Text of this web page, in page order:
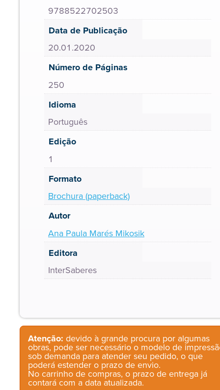
9788522702503
Data de Publicação
20.01.2020
Número de Páginas
250
Idioma
Português
Edição
1
Formato
Brochura (paperback)
Autor
Ana Paula Marés Mikosik
Editora
InterSaberes
Atenção: devido à grande procura por algumas
obras, pode ser necessário o modelo de
sob demanda para atender seu pedido, o que
poderá estender o prazo de envio.
No carrinho de compras, o prazo de entrega já
contará com a data atualizada.